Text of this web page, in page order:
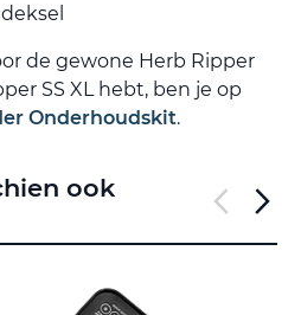
de gewone Herb Ripper
SS XL hebt, ben je op
Onderhoudskit.
ook